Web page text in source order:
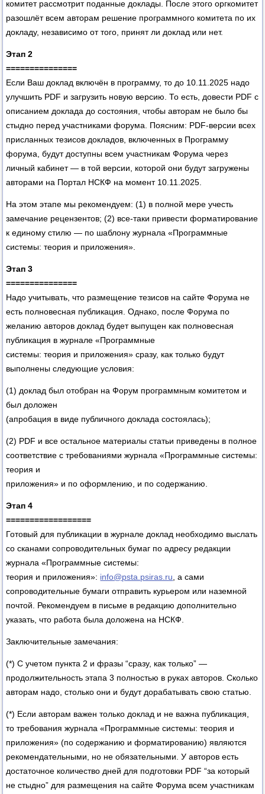
комитет рассмотрит поданные доклады. После этого оргкомитет
разошлёт всем авторам решение программного комитета по их
докладу, независимо от того, принят ли доклад или нет.
Этап 2
===============
Если Ваш доклад включён в программу, то до 10.11.2025 надо
улучшить PDF и загрузить новую версию. То есть, довести PDF с
описанием доклада до состояния, чтобы авторам не было бы
стыдно перед участниками форума. Поясним: PDF-версии всех
присланных тезисов докладов, включенных в Программу
форума, будут доступны всем участникам Форума через
личный кабинет — в той версии, которой они будут загружены
авторами на Портал НСКФ на момент 10.11.2025.
На этом этапе мы рекомендуем: (1) в полной мере учесть
замечание рецензентов; (2) все-таки привести форматирование
к единому стилю — по шаблону журнала «Программные
системы: теория и приложения».
Этап 3
===============
Надо учитывать, что размещение тезисов на сайте Форума не
есть полновесная публикация. Однако, после Форума по
желанию авторов доклад будет выпущен как полновесная
публикация в журнале «Программные
системы: теория и приложения» сразу, как только будут
выполнены следующие условия:
(1) доклад был отобран на Форум программным комитетом и
был доложен
(апробация в виде публичного доклада состоялась);
(2) PDF и все остальное материалы статьи приведены в полное
соответствие с требованиями журнала «Программные системы:
теория и
приложения» и по оформлению, и по содержанию.
Этап 4
==================
Готовый для публикации в журнале доклад необходимо выслать
со сканами сопроводительных бумаг по адресу редакции
журнала «Программные системы:
теория и приложения»: info@psta.psiras.ru , а сами
сопроводительные бумаги отправить курьером или наземной
почтой. Рекомендуем в письме в редакцию дополнительно
указать, что работа была доложена на НСКФ.
Заключительные замечания:
(*) С учетом пункта 2 и фразы “сразу, как только” —
продолжительность этапа 3 полностью в руках авторов. Сколько
авторам надо, столько они и будут дорабатывать свою статью.
(*) Если авторам важен только доклад и не важна публикация,
то требования журнала «Программные системы: теория и
приложения» (по содержанию и форматированию) являются
рекомендательными, но не обязательными. У авторов есть
достаточное количество дней для подготовки PDF “за который
не стыдно” для размещения на сайте Форума всем участникам